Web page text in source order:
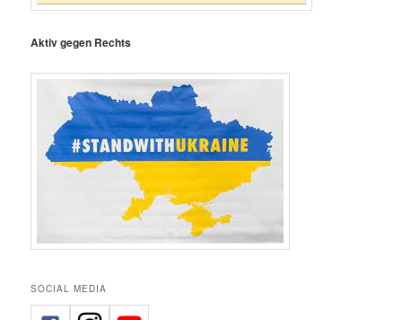
Aktiv gegen Rechts
SOCIAL MEDIA